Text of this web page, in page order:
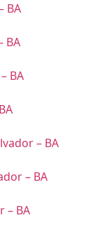
BA
BA
BA
– BA
– BA
– BA